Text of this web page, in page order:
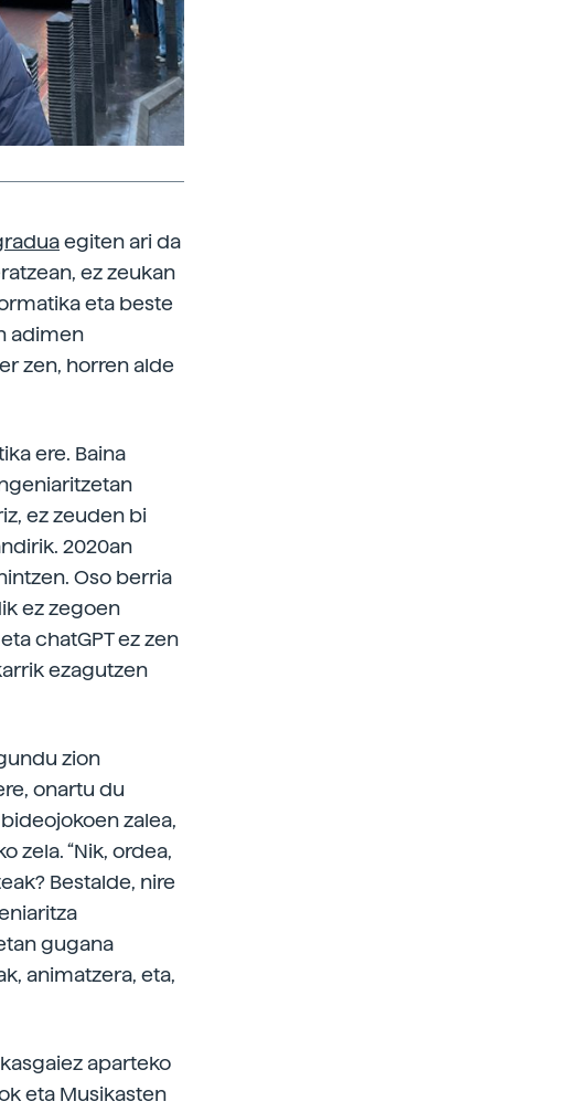
egiten ari da
ez zeukan
eta beste
adimen
zen, horren alde
ere. Baina
ez zeuden bi
2020an
Oso berria
ez zegoen
chatGPT ez zen
ezagutzen
zion
onartu du
zalea,
zela. “Nik, ordea,
Bestalde, nire
gugana
animatzera, eta,
aparteko
eta Musikasten